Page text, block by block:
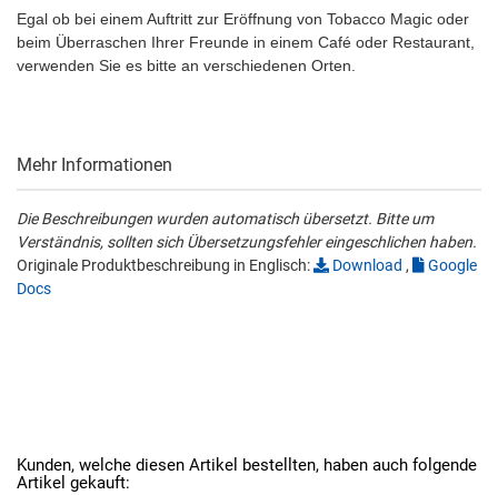
Egal ob bei einem Auftritt zur Eröffnung von Tobacco Magic oder
beim Überraschen Ihrer Freunde in einem Café oder Restaurant,
verwenden Sie es bitte an verschiedenen Orten.
Mehr Informationen
Die Beschreibungen wurden automatisch übersetzt. Bitte um
Verständnis, sollten sich Übersetzungsfehler eingeschlichen haben.
Originale Produktbeschreibung in Englisch:
Download ,
Google
Docs
Kunden, welche diesen Artikel bestellten, haben auch folgende
Artikel gekauft: